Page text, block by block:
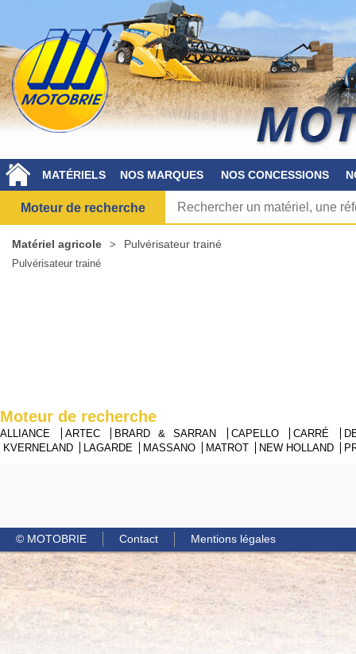
MATÉRIELS NOS MARQUES NOS CONCESSIONS
Moteur de recherche
Matériel agricole Pulvérisateur trainé
Pulvérisateur trainé
Moteur de recherche
ALLIANCE ARTEC BRARD & SARRAN CAPELLO CARRÉ
KVERNELAND
LAGARDE MASSANO MATROT NEW HOLLAND
© MOTOBRIE Contact Mentions légales